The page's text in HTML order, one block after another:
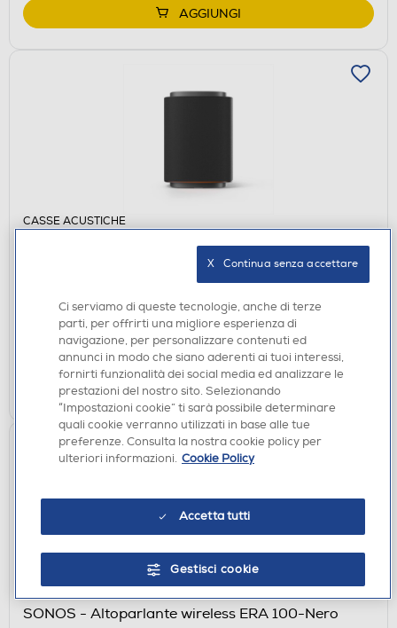
AGGIUNGI
CASSE ACUSTICHE
LG - Speaker wireless 2.1.1 canali SOUND SUITE
Acquisto online:disponibile
Ritiro in negozio in 30' gratuito:verifica
AGGIUNGI
SONOS - Altoparlante wireless ERA 100-Nero
Ci serviamo di queste tecnologie, anche di terze
parti, per offrirti una migliore esperienza di
navigazione, per personalizzare contenuti ed
annunci in modo che siano aderenti ai tuoi interessi,
fornirti funzionalità dei social media ed analizzare le
prestazioni del nostro sito. Selezionando
“Impostazioni cookie” ti sarà possibile determinare
quali cookie verranno utilizzati in base alle tue
preferenze. Consulta la nostra cookie policy per
ulteriori informazioni. Cookie Policy
Accetta tutti
Gestisci cookie
X   Continua senza accettare